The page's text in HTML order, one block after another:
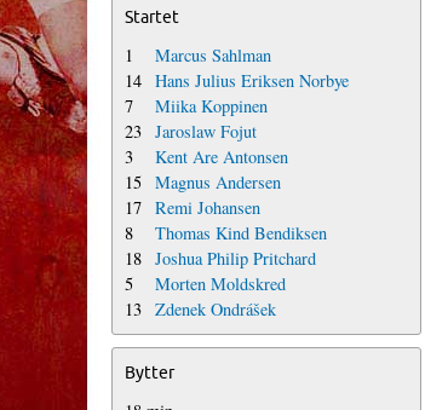
Startet
1
Marcus Sahlman
14 Hans Julius Eriksen Norbye
7
Miika Koppinen
23 Jaroslaw Fojut
3
Kent Are Antonsen
15 Magnus Andersen
17 Remi Johansen
8
Thomas Kind Bendiksen
18 Joshua Philip Pritchard
5
Morten Moldskred
13 Zdenek Ondrášek
Bytter